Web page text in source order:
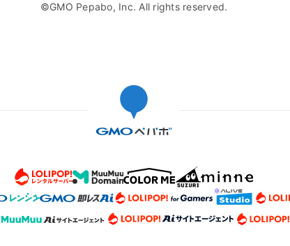
©GMO Pepabo, Inc. All rights reserved.